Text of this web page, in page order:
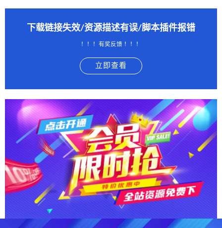
下载链接失效/资源描述有误/脚本插件报错
！！！有奖反馈 ！！！
立即查看